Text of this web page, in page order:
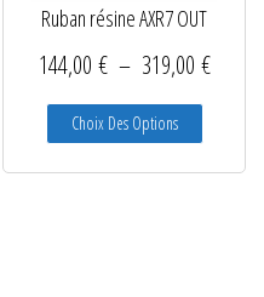
prix : 67,00 € à 150,00 €
a plusieurs variations. Les options
Ruban résine AXR7 OUT
144,00 € – 319,00 €Plage
Choix Des Options Ce